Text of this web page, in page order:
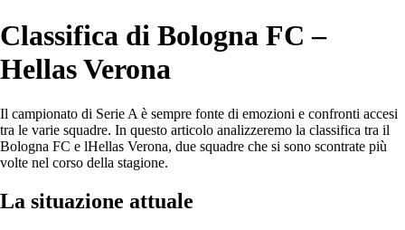
Classifica di Bologna FC –
Hellas Verona
Il campionato di Serie A è sempre fonte di emozioni e confronti accesi
tra le varie squadre. In questo articolo analizzeremo la classifica tra il
Bologna FC e lHellas Verona, due squadre che si sono scontrate più
volte nel corso della stagione.
La situazione attuale